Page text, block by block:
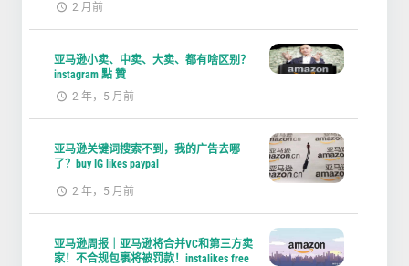
2 月前
亚马逊小卖、中卖、大卖、都有啥区别？
instagram 點 贊
2 年，5 月前
亚马逊关键词搜索不到，我的广告去哪
了？buy IG likes paypal
2 年，5 月前
亚马逊周报｜亚马逊将合并VC和第三方卖
家！不合规包裹将被罚款！instalikes free